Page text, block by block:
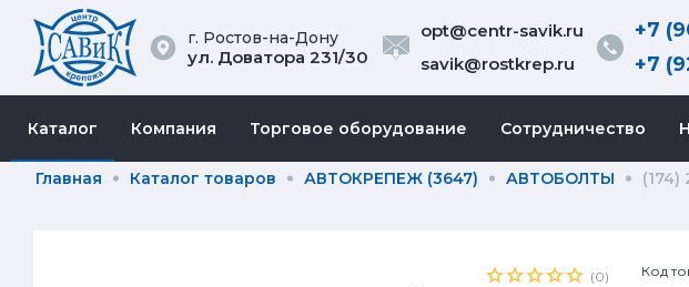
г. Ростов-на-Дону
ул. Доватора 231/30
opt@centr-savik.ru
savik@rostkrep.ru
+7
+7
Каталог Компания Торговое оборудование Сотрудничество
Главная Каталог товаров АВТОКРЕПЕЖ (3647) АВТОБОЛТЫ
(0) Код